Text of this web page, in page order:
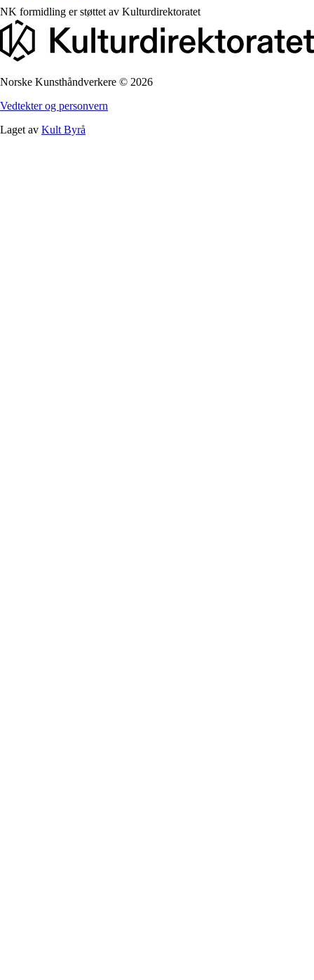
NK formidling er støttet av Kulturdirektoratet
Norske Kunsthåndverkere © 2026
Vedtekter og personvern
Laget av Kult Byrå